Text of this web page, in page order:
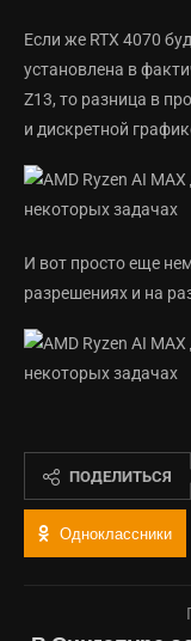
Если же RTX 4070
установлена в
Z13, то разница в
и дискретной
И вот просто еще
разрешениях и на
ПОДЕЛИТЬСЯ
Одноклассники